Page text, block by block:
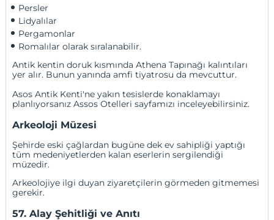
Persler
Lidyalılar
Pergamonlar
Romalılar olarak sıralanabilir.
Antik kentin doruk kısmında Athena Tapınağı kalıntıları
yer alır. Bunun yanında amfi tiyatrosu da mevcuttur.
Asos Antik Kenti'ne yakın tesislerde konaklamayı
planlıyorsanız Assos Otelleri sayfamızı inceleyebilirsiniz.
Arkeoloji Müzesi
Şehirde eski çağlardan bugüne dek ev sahipliği yaptığı
tüm medeniyetlerden kalan eserlerin sergilendiği
müzedir.
Arkeolojiye ilgi duyan ziyaretçilerin görmeden gitmemesi
gerekir.
57. Alay Şehitliği ve Anıtı